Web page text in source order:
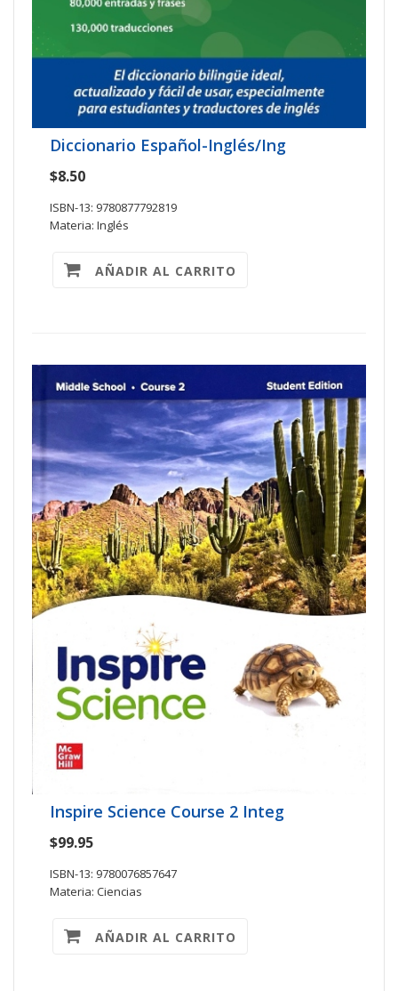
Diccionario Español-Inglés/Ing
$8.50
ISBN-13: 9780877792819
Materia: Inglés
AÑADIR AL CARRITO
Inspire Science Course 2 Integ
$99.95
ISBN-13: 9780076857647
Materia: Ciencias
AÑADIR AL CARRITO